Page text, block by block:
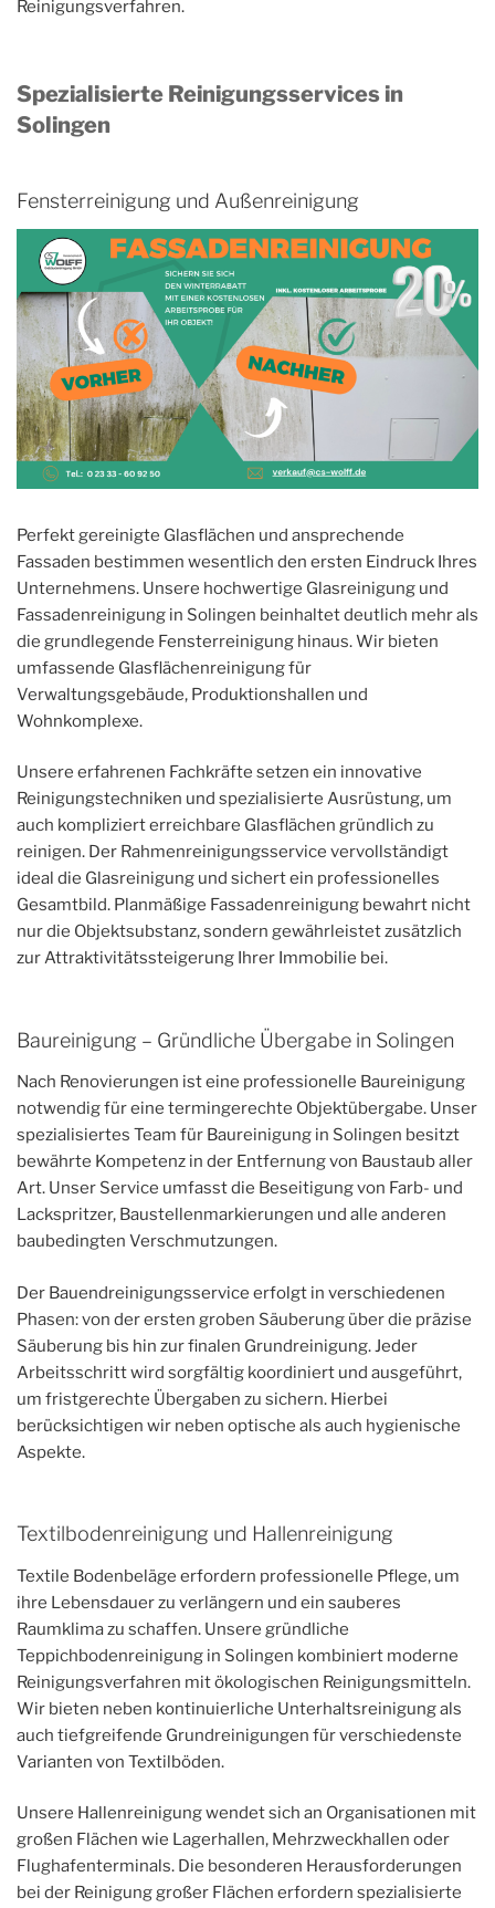
Reinigungsverfahren.
Spezialisierte Reinigungsservices in
Solingen
Fensterreinigung und Außenreinigung
Perfekt gereinigte Glasflächen und ansprechende
Fassaden bestimmen wesentlich den ersten Eindruck Ihres
Unternehmens. Unsere hochwertige Glasreinigung und
Fassadenreinigung in Solingen beinhaltet deutlich mehr als
die grundlegende Fensterreinigung hinaus. Wir bieten
umfassende Glasflächenreinigung für
Verwaltungsgebäude, Produktionshallen und
Wohnkomplexe.
Unsere erfahrenen Fachkräfte setzen ein innovative
Reinigungstechniken und spezialisierte Ausrüstung, um
auch kompliziert erreichbare Glasflächen gründlich zu
reinigen. Der Rahmenreinigungsservice vervollständigt
ideal die Glasreinigung und sichert ein professionelles
Gesamtbild. Planmäßige Fassadenreinigung bewahrt nicht
nur die Objektsubstanz, sondern gewährleistet zusätzlich
zur Attraktivitätssteigerung Ihrer Immobilie bei.
Baureinigung – Gründliche Übergabe in Solingen
Nach Renovierungen ist eine professionelle Baureinigung
notwendig für eine termingerechte Objektübergabe. Unser
spezialisiertes Team für Baureinigung in Solingen besitzt
bewährte Kompetenz in der Entfernung von Baustaub aller
Art. Unser Service umfasst die Beseitigung von Farb- und
Lackspritzer, Baustellenmarkierungen und alle anderen
baubedingten Verschmutzungen.
Der Bauendreinigungsservice erfolgt in verschiedenen
Phasen: von der ersten groben Säuberung über die präzise
Säuberung bis hin zur finalen Grundreinigung. Jeder
Arbeitsschritt wird sorgfältig koordiniert und ausgeführt,
um fristgerechte Übergaben zu sichern. Hierbei
berücksichtigen wir neben optische als auch hygienische
Aspekte.
Textilbodenreinigung und Hallenreinigung
Textile Bodenbeläge erfordern professionelle Pflege, um
ihre Lebensdauer zu verlängern und ein sauberes
Raumklima zu schaffen. Unsere gründliche
Teppichbodenreinigung in Solingen kombiniert moderne
Reinigungsverfahren mit ökologischen Reinigungsmitteln.
Wir bieten neben kontinuierliche Unterhaltsreinigung als
auch tiefgreifende Grundreinigungen für verschiedenste
Varianten von Textilböden.
Unsere Hallenreinigung wendet sich an Organisationen mit
großen Flächen wie Lagerhallen, Mehrzweckhallen oder
Flughafenterminals. Die besonderen Herausforderungen
bei der Reinigung großer Flächen erfordern spezialisierte